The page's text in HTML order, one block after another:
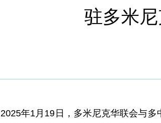
驻多米
2025年1月19日，多米尼克华联会与